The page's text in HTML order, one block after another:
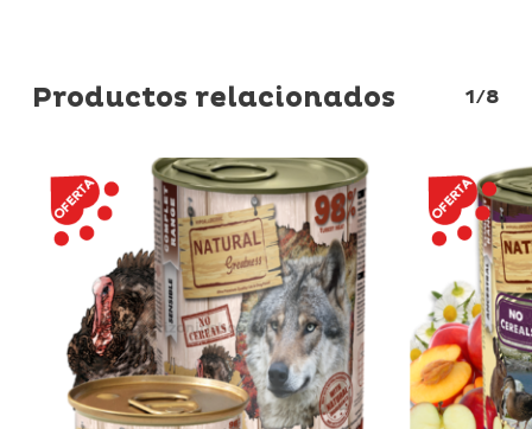
Productos relacionados 1/8